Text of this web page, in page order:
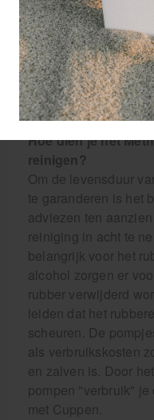
voor de grotere
Is een cupping glas
voor de Methatec
Geen stress! Bestel
voor uw Methatec
Hoe dien je het
reinigen?
Om de levensduur
te garanderen is het
adviezen ten
reiniging in acht te
belangrijk voor het
alcohol zorgen er
rubber verwijderd
leiden dat het
scheuren. De
als verbruikskosten
en zalven is. Door
pompen "verbruik"
met Cuppen.